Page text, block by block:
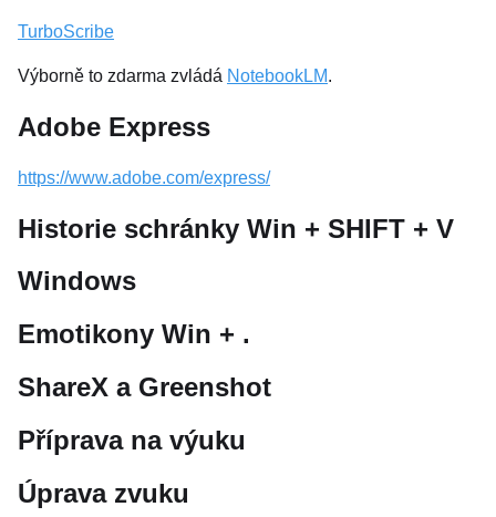
TurboScribe
Výborně to zdarma zvládá NotebookLM.
Adobe Express
https://www.adobe.com/express/
Historie schránky Win + SHIFT + V
Windows
Emotikony Win + .
ShareX a Greenshot
Příprava na výuku
Úprava zvuku